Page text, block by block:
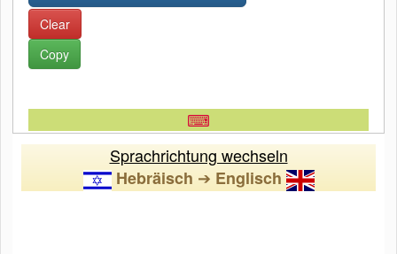
Clear
Copy
⌨
Sprachrichtung wechseln
Hebräisch ➔ Englisch